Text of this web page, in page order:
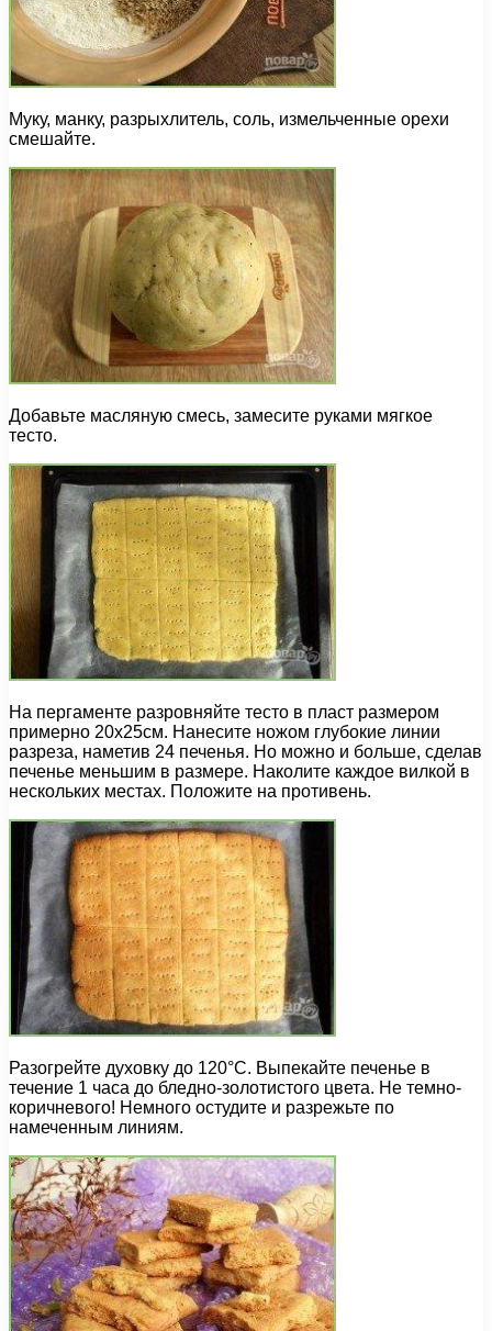
Муку, манку, разрыхлитель, соль, измельченные орехи
смешайте.
Добавьте масляную смесь, замесите руками мягкое
тесто.
На пергаменте разровняйте тесто в пласт размером
примерно 20х25см. Нанесите ножом глубокие линии
разреза, наметив 24 печенья. Но можно и больше, сделав
печенье меньшим в размере. Наколите каждое вилкой в
нескольких местах. Положите на противень.
Разогрейте духовку до 120°C. Выпекайте печенье в
течение 1 часа до бледно-золотистого цвета. Не темно-
коричневого! Немного остудите и разрежьте по
намеченным линиям.